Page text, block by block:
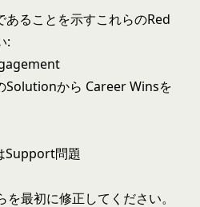
ることを示すこれらのRed
:
Solutionから Career Winsを
Support問題
最初に修正してください。